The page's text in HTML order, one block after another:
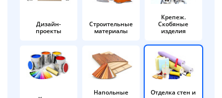
Дизайн-
проекты
Строительные
материалы
Крепеж.
Скобяные
изделия
Напольные
Отделка стен и
График платежей
Сегодня
%